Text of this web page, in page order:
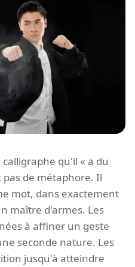
qu'il « a du
pas de métaphore. Il
mot, dans exactement
maître d'armes. Les
à affiner un geste
seconde nature. Les
jusqu'à atteindre